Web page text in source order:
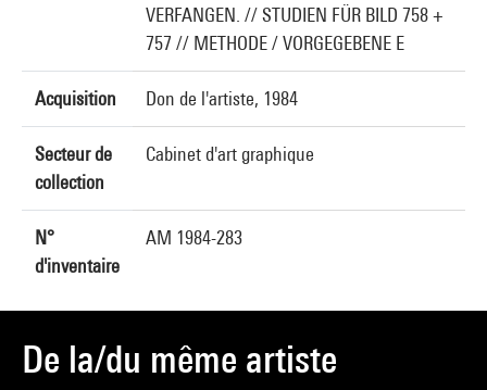
VERFANGEN. // STUDIEN FÜR BILD 758 +
757 // METHODE / VORGEGEBENE E
Acquisition Don de l'artiste, 1984
Secteur de
collection
Cabinet d'art graphique
N°
d'inventaire
AM 1984-283
De la/du même artiste